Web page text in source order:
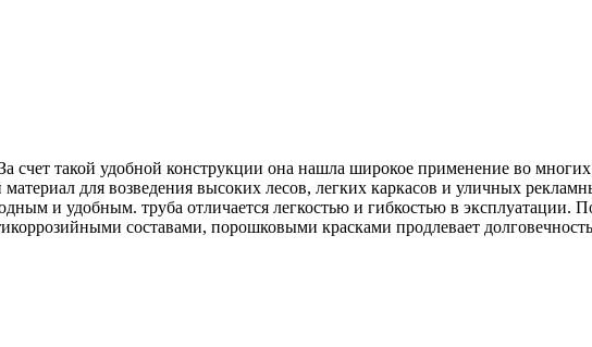
счет такой удобной конструкции она нашла широкое применение во
для возведения высоких лесов, легких каркасов и уличных
и удобным. труба отличается легкостью и гибкостью в эксплуатации.
составами, порошковыми красками продлевает